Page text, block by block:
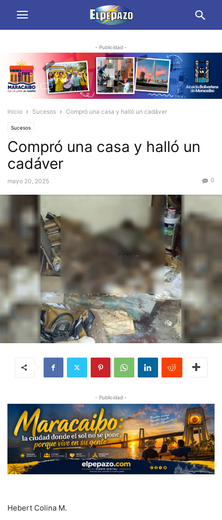
- Publicidad -
Inicio Sucesos Compró una casa y halló un cadáver
Sucesos
Compró una casa y halló un
cadáver
mayo 20, 2025 0
- Publicidad -
Hebert Colina M.